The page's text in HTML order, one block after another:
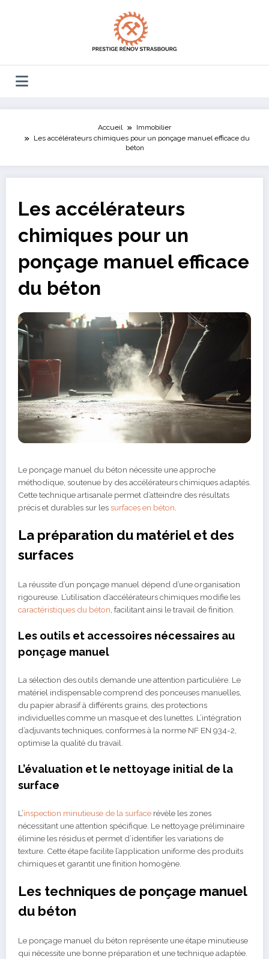
Accueil
Immobilier
Les accélérateurs chimiques pour un ponçage manuel efficace du
béton
Les accélérateurs
chimiques pour un
ponçage manuel efficace
du béton
Le ponçage manuel du béton nécessite une approche
méthodique, soutenue by des accélérateurs chimiques adaptés.
Cette technique artisanale permet d’atteindre des résultats
précis et durables sur lessurfaces en béton
La préparation du matériel et des
surfaces
La réussite d’un ponçage manuel dépend d’une organisation
rigoureuse. L’utilisation d’accélérateurs chimiques modifie les
caractéristiques du béton, facilitant ainsi le travail de finition.
Les outils et accessoires nécessaires au
ponçage manuel
La sélection des outils demande une attention particulière. Le
matériel indispensable comprend des ponceuses manuelles,
du papier abrasif à différents grains, des protections
individuelles comme un masque et des lunettes. L’intégration
d’adjuvants techniques, conformes à la norme NF EN 934-2,
optimise la qualité du travail.
L’évaluation et le nettoyage initial de la
surface
L’inspection minutieuse de la surface révèle les zones
nécessitant une attention spécifique. Le nettoyage préliminaire
élimine les résidus et permet d’identifier les variations de
texture. Cette étape facilite l’application uniforme des produits
chimiques et garantit une finition homogène.
Les techniques de ponçage manuel
du béton
Le ponçage manuel du béton représente une étape minutieuse
qui nécessite une bonne préparation et une technique adaptée.